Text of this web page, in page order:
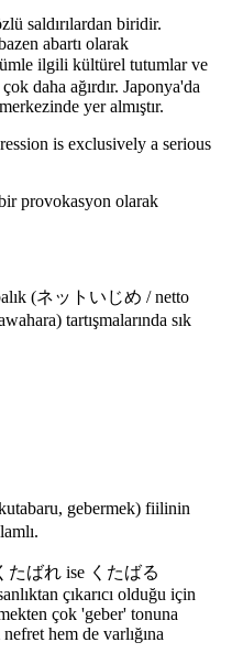
saldırılardan biridir.
abartı olarak
ilgili kültürel tutumlar ve
daha ağırdır. Japonya'da
yer almıştır.
is exclusively a serious
provokasyon olarak
(ネットいじめ / netto
tartışmalarında sık
gebermek) fiilinin
たばれ ise くたばる
çıkarıcı olduğu için
çok 'geber' tonuna
hem de varlığına